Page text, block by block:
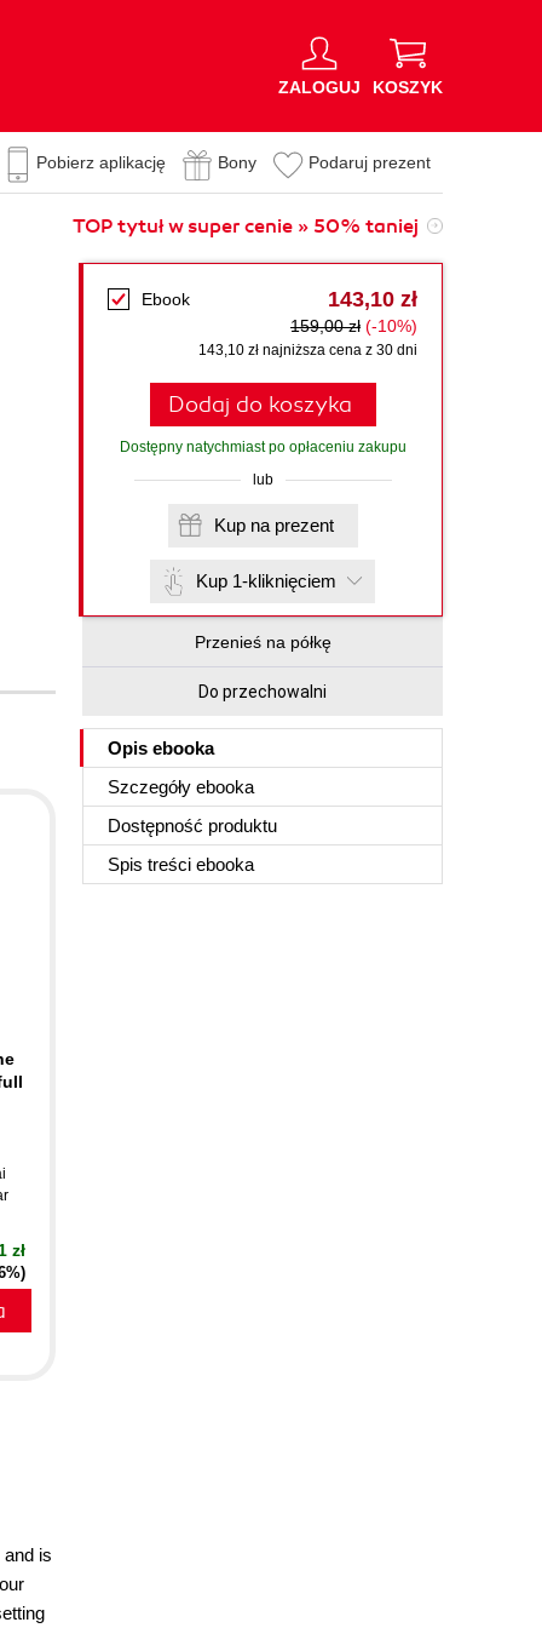
ZALOGUJ KOSZYK
Pobierz aplikację Bony Podaruj prezent
TOP tytuł w super cenie » 50% taniej
Ebook 143,10 zł
159,00 zł (-10%)
143,10 zł najniższa cena z 30 dni
Dodaj do koszyka
Dostępny natychmiast po opłaceniu zakupu
lub
Kup na prezent
Kup 1-kliknięciem
Przenieś na półkę
Do przechowalni
Opis ebooka
Szczegóły ebooka
Dostępność produktu
Spis treści ebooka
zł
is